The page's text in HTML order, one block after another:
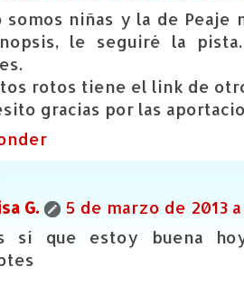
somos niñas y la de
le seguiré la
rotos tiene el link de
gracias por las
G.
5 de marzo de 2013 a
sí que estoy buena hoy